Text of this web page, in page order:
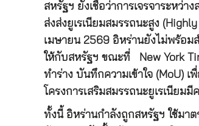
สหรัฐฯ ยังเชื่อว่าการเจรจาระหว่
ส่งส่งยูเรเนียมสมรรถนะสูง
เมษายน 2569 อิหร่านยังไม่พร้อม
ให้กับสหรัฐฯ ขณะที่ New York
ทำร่าง บันทึกความเข้าใจ (MoU)
โครงการเสริมสมรรถนะยูเรเนีย
ทั้งนี้ อิหร่านกำลังถูกสหรัฐฯ ใช้มา